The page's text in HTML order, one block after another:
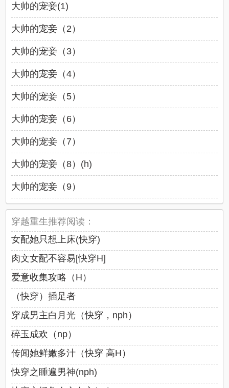
大帅的宠妾(1)
大帅的宠妾（2）
大帅的宠妾（3）
大帅的宠妾（4）
大帅的宠妾（5）
大帅的宠妾（6）
大帅的宠妾（7）
大帅的宠妾（8）(h)
大帅的宠妾（9）
穿越重生推荐阅读：
女配她只想上床(快穿)
肉文女配不容易[快穿H]
爱意收集攻略（H）
（快穿）插足者
穿成男主白月光（快穿，nph）
碎玉成欢（np）
传闻她鲜嫩多汁（快穿 高H）
快穿之睡遍男神(nph)